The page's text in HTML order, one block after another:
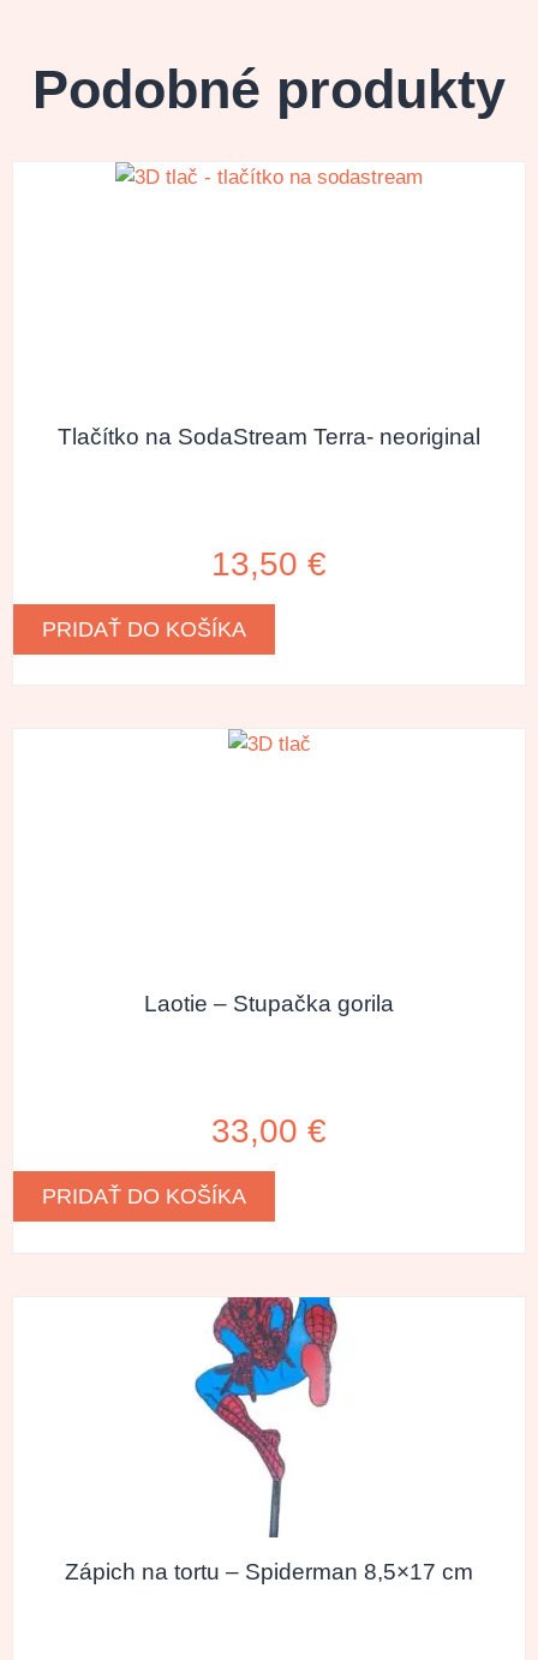
Podobné produkty
Tlačítko na SodaStream Terra- neoriginal
13,50 €
PRIDAŤ DO KOŠÍKA
Laotie – Stupačka gorila
33,00 €
PRIDAŤ DO KOŠÍKA
Zápich na tortu – Spiderman 8,5×17 cm